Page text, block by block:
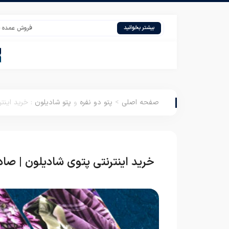
بیشتر بخوانید فروش عمده پتو
صفحه اصلی > پتو دو نفره و پتو شادیلون : خرید
خرید اینترنتی پتوی شادیلون |